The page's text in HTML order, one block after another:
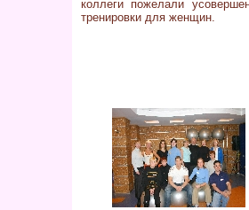
коллеги пожелали
тренировки для женщин.